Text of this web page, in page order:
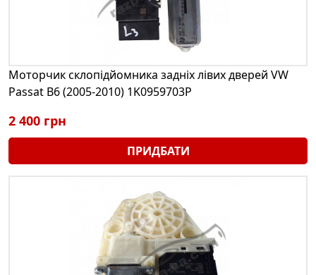
Моторчик склопідйомника задніх лівих дверей VW
Passat B6 (2005-2010) 1K0959703P
2 400 грн
ПРИДБАТИ